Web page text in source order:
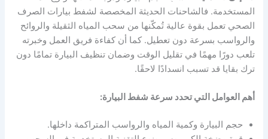
المستخدمة. فالشاحنات الحديثة المخصصة لشفط بيارات الصرف
الصحي تعمل بقوة عالية تُمكّنها من سحب المياه الثقيلة والروائح
والرواسب بسرعة دون تعطيل. كما أن كفاءة فريق العمل وخبرته
تلعب دورًا مهمًا في تقليل الوقت وضمان تنظيف البيارة تمامًا دون
ترك بقايا قد تسبب انسدادًا لاحقًا.
أهم العوامل التي تحدد سرعة شفط البيارة:
حجم البيارة وكمية المياه والرواسب المتراكمة داخلها.